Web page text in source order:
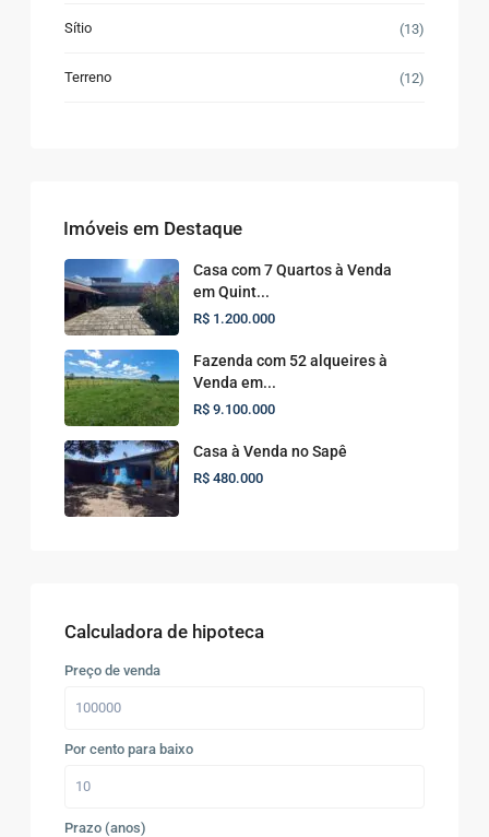
Sítio (13)
Terreno (12)
Imóveis em Destaque
Casa com 7 Quartos à Venda
em Quint...
R$ 1.200.000
Fazenda com 52 alqueires à
Venda em...
R$ 9.100.000
Casa à Venda no Sapê
R$ 480.000
Calculadora de hipoteca
Preço de venda
Por cento para baixo
Prazo (anos)